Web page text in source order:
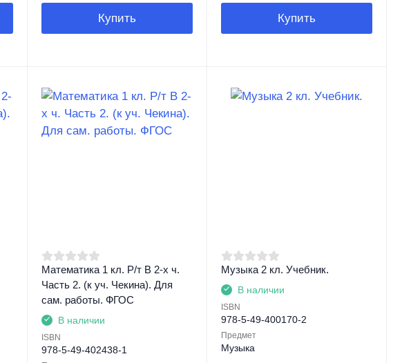
Купить Купить
Математика 1 кл. Р/т В 2-х ч.
Часть 2. (к уч. Чекина). Для
сам. работы. ФГОС
В наличии
ISBN
978-5-49-402438-1
Музыка 2 кл. Учебник.
В наличии
ISBN
978-5-49-400170-2
Предмет
Музыка